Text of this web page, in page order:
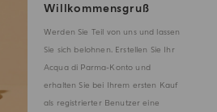
Willkommensgruß
Werden Sie Teil von uns und lassen
Sie sich belohnen. Erstellen Sie Ihr
Acqua di Parma-Konto und
erhalten Sie bei Ihrem ersten Kauf
als registrierter Benutzer eine